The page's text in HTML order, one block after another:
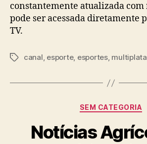
constantemente atualizada com
pode ser acessada diretamente
TV.
Tagscanal, esporte, esportes,
SEM CATEGORIA
Notícias